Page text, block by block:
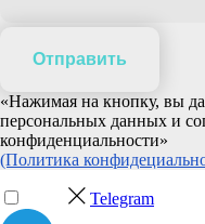
Отправить
«Нажимая на кнопку, вы
персональных данных и
конфиденциальности»
(Политика
Telegram